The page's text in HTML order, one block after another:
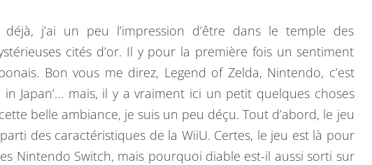
R
A
I
S
?
j’ai un peu l’impression d’être dans le temple des
cités d’or. Il y pour la première fois un sentiment
Bon vous me direz, Legend of Zelda, Nintendo, c’est
Japan’… mais, il y a vraiment ici un petit quelques choses
belle ambiance, je suis un peu déçu. Tout d’abord, le jeu
des caractéristiques de la WiiU. Certes, le jeu est là pour
Nintendo Switch, mais pourquoi diable est-il aussi sorti sur